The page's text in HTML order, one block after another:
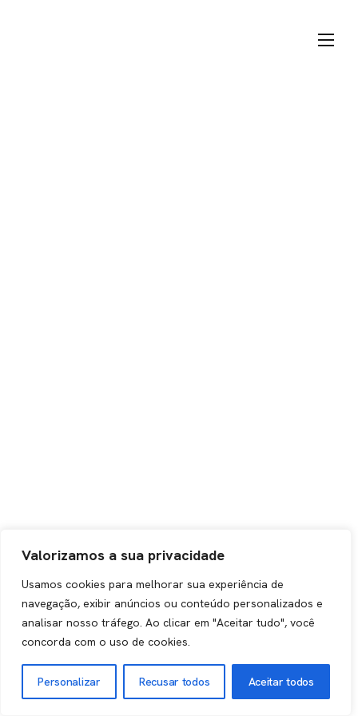
Valorizamos a sua privacidade
Usamos cookies para melhorar sua experiência de
navegação, exibir anúncios ou conteúdo personalizados e
analisar nosso tráfego. Ao clicar em "Aceitar tudo", você
concorda com o uso de cookies.
Personalizar Recusar todos Aceitar todos